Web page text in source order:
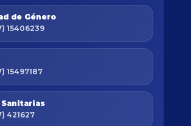
de Género
15406239
15497187
Sanitarias
421627